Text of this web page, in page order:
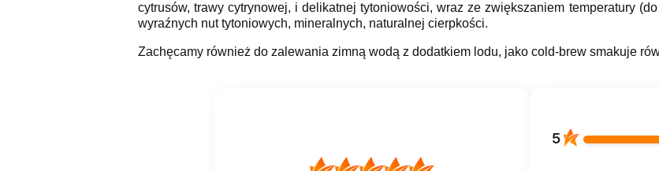
cytrusów, trawy cytrynowej, i delikatnej tytoniowości, wraz ze zwiększaniem temperatury
wyraźnych nut tytoniowych, mineralnych, naturalnej cierpkości.
Zachęcamy również do zalewania zimną wodą z dodatkiem lodu, jako cold-brew smakuje
5